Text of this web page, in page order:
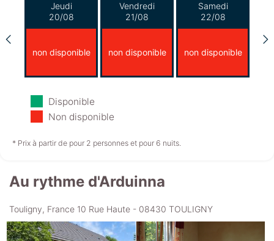
Jeudi
20/08
non disponible
Vendredi
21/08
non disponible
Samedi
22/08
non disponible
Dimanche
23/08
non disponible non disponible
Mercredi
non disponible
Disponible
Non disponible
* Prix à partir de pour 2 personnes et pour 6 nuits.
Au rythme d'Arduinna
Touligny, France 10 Rue Haute - 08430 TOULIGNY